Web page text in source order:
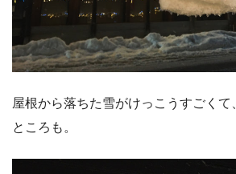
屋根から落ちた雪がけっこうすごくて
ところも。